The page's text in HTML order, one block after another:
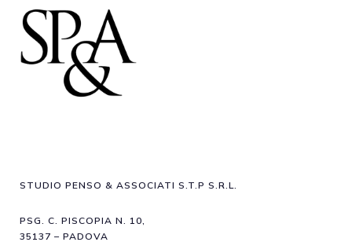
STUDIO PENSO & ASSOCIATI S.T.P S.R.L.
PSG. C. PISCOPIA N. 10,
35137 – PADOVA